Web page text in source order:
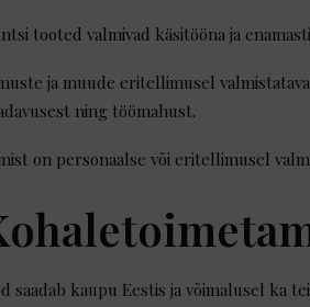
tooted valmivad käsitööna ja
ja muude eritellimusel
ning töömahust.
on personaalse või eritellimusel
saadab kaupu Eestis ja võimalusel ka